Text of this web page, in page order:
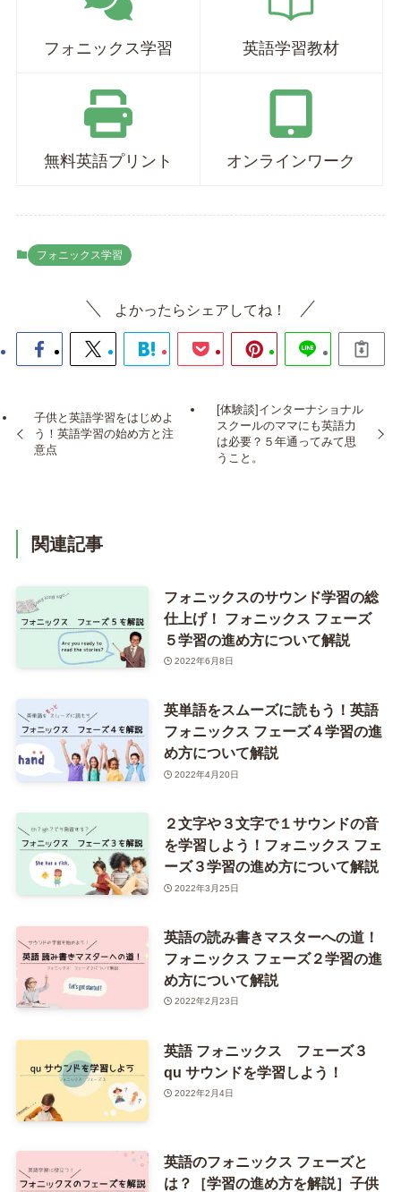
フォニックス学習 英語学習教材
無料英語プリント オンラインワーク
フォニックス学習
よかったらシェアしてね！
子供と英語学習をはじめよ
う！英語学習の始め方と注
意点
[体験談]インターナショナル
スクールのママにも英語力
は必要？５年通ってみて思
うこと。
関連記事
フォニックスのサウンド学習の総
仕上げ！ フォニックス フェーズ
５学習の進め方について解説
2022年6月8日
英単語をスムーズに読もう！英語
フォニックス フェーズ４学習の進
め方について解説
2022年4月20日
２文字や３文字で１サウンドの音
を学習しよう！フォニックス フェ
ーズ３学習の進め方について解説
2022年3月25日
英語の読み書きマスターへの道！
フォニックス フェーズ２学習の進
め方について解説
2022年2月23日
英語 フォニックス フェーズ３
qu サウンドを学習しよう！
2022年2月4日
英語のフォニックス フェーズと
は？［学習の進め方を解説］子供